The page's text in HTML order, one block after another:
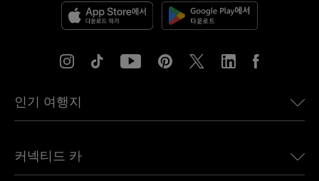
인기 여행지
유럽용 eSIM
커넥티드 카